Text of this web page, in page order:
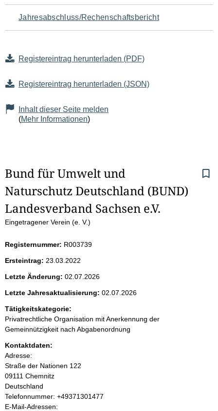
Jahresabschluss/Rechenschaftsbericht
Registereintrag herunterladen (PDF)
Registereintrag herunterladen (JSON)
Inhalt dieser Seite melden
(Mehr Informationen)
S
e
i
e
n
i
n
h
a
l
t
Bund für Umwelt und
Naturschutz Deutschland (BUND)
Landesverband Sachsen e.V.
Eingetragener Verein (e. V.)
Registernummer: R003739
Ersteintrag: 23.03.2022
Letzte Änderung: 02.07.2026
Letzte Jahresaktualisierung: 02.07.2026
Tätigkeitskategorie:
Privatrechtliche Organisation mit Anerkennung der
Gemeinnützigkeit nach Abgabenordnung
Kontaktdaten:
Adresse:
Straße der Nationen 122
09111 Chemnitz
Deutschland
K
o
Telefonnummer: +49371301477
E-Mail-Adressen: